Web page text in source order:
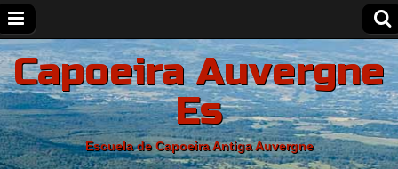
Capoeira Auvergne
Es
Escuela de Capoeira Antiga Auvergne